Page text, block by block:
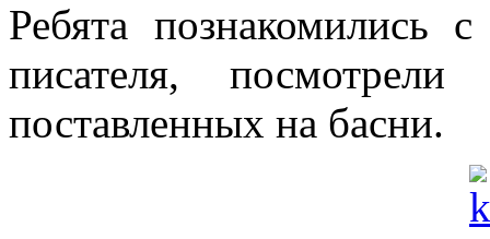
Ребята познакомились
писателя,
поставленных на басни.